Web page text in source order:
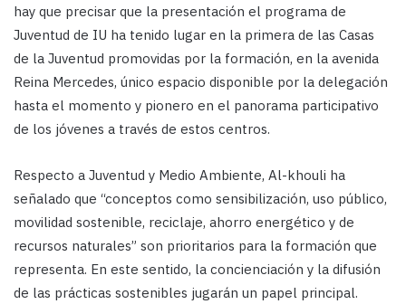
hay que precisar que la presentación el programa de
Juventud de IU ha tenido lugar en la primera de las Casas
de la Juventud promovidas por la formación, en la avenida
Reina Mercedes, único espacio disponible por la delegación
hasta el momento y pionero en el panorama participativo
de los jóvenes a través de estos centros.
Respecto a Juventud y Medio Ambiente, Al-khouli ha
señalado que “conceptos como sensibilización, uso público,
movilidad sostenible, reciclaje, ahorro energético y de
recursos naturales” son prioritarios para la formación que
representa. En este sentido, la concienciación y la difusión
de las prácticas sostenibles jugarán un papel principal.